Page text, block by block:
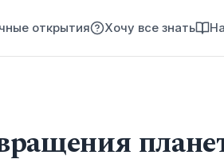
открытия Хочу все знать